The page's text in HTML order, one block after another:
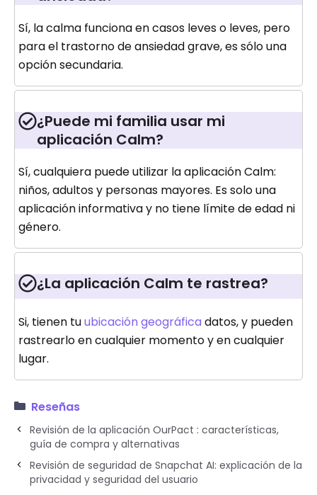
Sí, la calma funciona en casos leves o leves, pero
para el trastorno de ansiedad grave, es sólo una
opción secundaria.
¿Puede mi familia usar mi
aplicación Calm?
Sí, cualquiera puede utilizar la aplicación Calm:
niños, adultos y personas mayores. Es solo una
aplicación informativa y no tiene límite de edad ni
género.
¿La aplicación Calm te rastrea?
Si, tienen tuubicación geográfica datos, y pueden
rastrearlo en cualquier momento y en cualquier
lugar.
Reseñas
Revisión de la aplicación OurPact : características,
guía de compra y alternativas
Revisión de seguridad de Snapchat AI: explicación de la
privacidad y seguridad del usuario